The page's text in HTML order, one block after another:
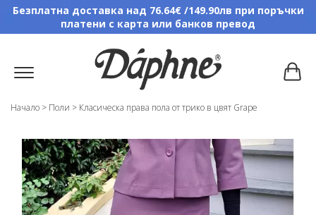
Безплатна доставка над 76.64€ /149.90лв при поръчки
платени с карта или банков превод
Начало > Поли > Класическа права пола от трико в цвят Grape